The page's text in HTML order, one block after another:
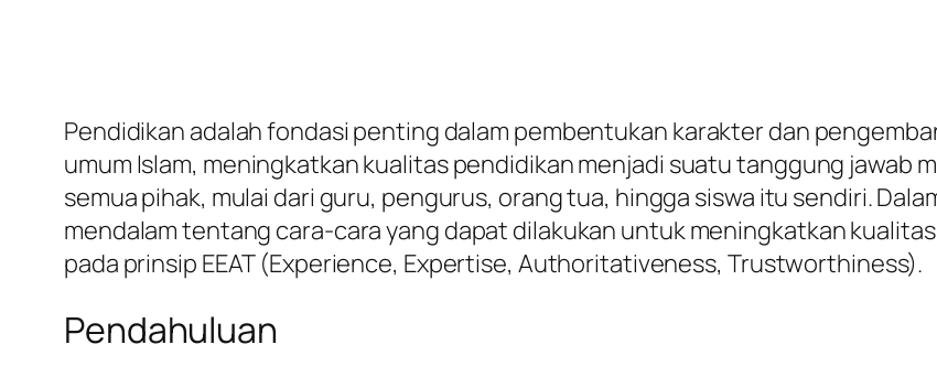
Pendidikan adalah fondasi penting dalam pembentukan karakter dan
umum Islam, meningkatkan kualitas pendidikan menjadi suatu tanggung jawab
semua pihak, mulai dari guru, pengurus, orang tua, hingga siswa itu sendiri.
mendalam tentang cara-cara yang dapat dilakukan untuk meningkatkan
pada prinsip EEAT (Experience, Expertise, Authoritativeness, Trustworthiness).
Pendahuluan